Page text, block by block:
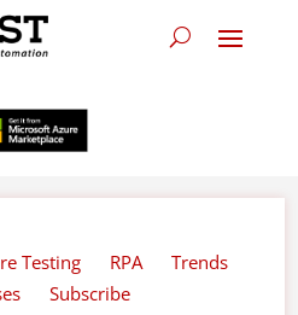
Testing RPA
Trends
Subscribe